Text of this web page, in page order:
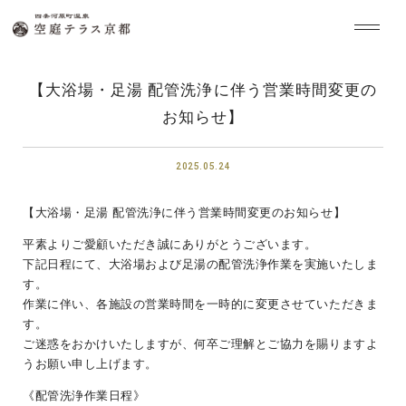
【大浴場・足湯 配管洗浄に伴う営業時間変更の
お知らせ】
2025.05.24
【大浴場・足湯 配管洗浄に伴う営業時間変更のお知らせ】
平素よりご愛顧いただき誠にありがとうございます。
下記日程にて、大浴場および足湯の配管洗浄作業を実施いたしま
す。
作業に伴い、各施設の営業時間を一時的に変更させていただきま
す。
ご迷惑をおかけいたしますが、何卒ご理解とご協力を賜りますよ
うお願い申し上げます。
《配管洗浄作業日程》